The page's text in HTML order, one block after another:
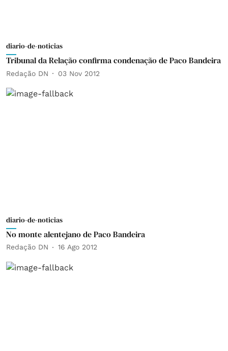
diario-de-noticias
Tribunal da Relação confirma condenação de Paco Bandeira
Redação DN 03 Nov 2012
diario-de-noticias
No monte alentejano de Paco Bandeira
Redação DN 16 Ago 2012